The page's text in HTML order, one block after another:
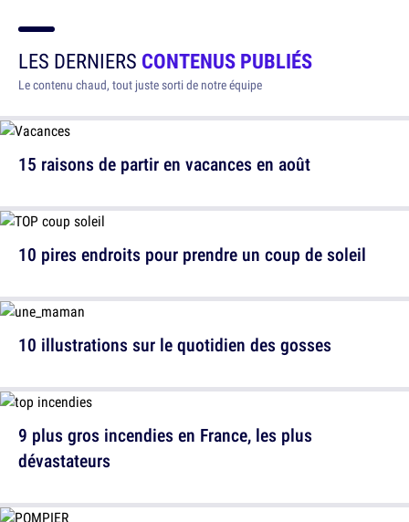
LES DERNIERS CONTENUS PUBLIÉS
Le contenu chaud, tout juste sorti de notre équipe
15 raisons de partir en vacances en août
10 illustrations sur le quotidien des gosses
10 pires endroits pour prendre un coup de soleil
9 plus gros incendies en France, les plus
dévastateurs